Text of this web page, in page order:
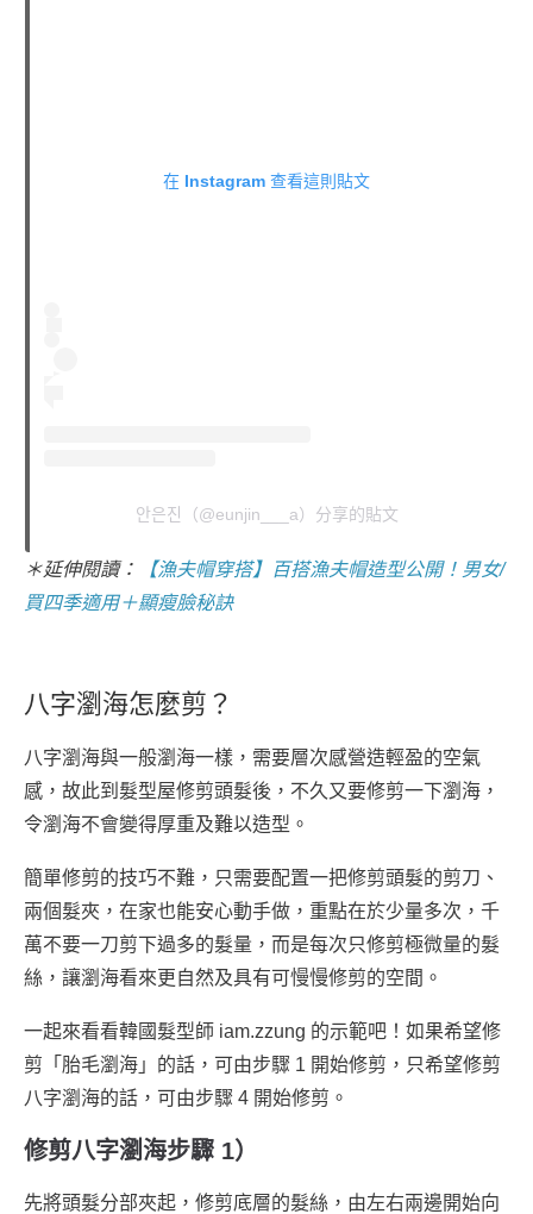
在 Instagram 查看這則貼文
안은진（@eunjin___a）分享的貼文
＊延伸閱讀：
【漁夫帽穿搭】百搭漁夫帽造型公開！男女/
買四季適用＋顯瘦臉秘訣
八字瀏海怎麼剪？
八字瀏海與一般瀏海一樣，需要層次感營造輕盈的空氣
感，故此到髮型屋修剪頭髮後，不久又要修剪一下瀏海，
令瀏海不會變得厚重及難以造型。
簡單修剪的技巧不難，只需要配置一把修剪頭髮的剪刀、
兩個髮夾，在家也能安心動手做，重點在於少量多次，千
萬不要一刀剪下過多的髮量，而是每次只修剪極微量的髮
絲，讓瀏海看來更自然及具有可慢慢修剪的空間。
一起來看看韓國髮型師 iam.zzung 的示範吧！如果希望修
剪「胎毛瀏海」的話，可由步驟 1 開始修剪，只希望修剪
八字瀏海的話，可由步驟 4 開始修剪。
修剪八字瀏海步驟 1）
先將頭髮分部夾起，修剪底層的髮絲，由左右兩邊開始向